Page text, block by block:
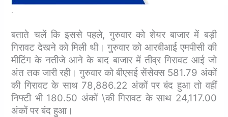
.
बताते चलें कि इससे पहले, गुरुवार को शेयर बाजार में बड़ी
गिरावट देखने को मिली थी। गुरुवार को आरबीआई एमपीसी की
मीटिंग के नतीजे आने के बाद बाजार में तीव्र गिरावट आई जो
अंत तक जारी रही। गुरुवार को बीएसई सेंसेक्स 581.79 अंकों
की गिरावट के साथ 78,886.22 अंकों पर बंद हुआ तो वहीं
निफ्टी भी 180.50 अंकों \की गिरावट के साथ 24,117.00
अंकों पर बंद हुआ।